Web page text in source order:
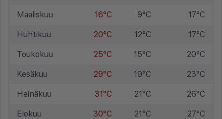
Maaliskuu 16°C 9°C 17°C
Huhtikuu 20°C 12°C 17°C
Toukokuu 25°C 15°C 20°C
Kesäkuu 29°C 19°C 23°C
Heinäkuu 31°C 21°C 26°C
Elokuu 30°C 21°C 27°C